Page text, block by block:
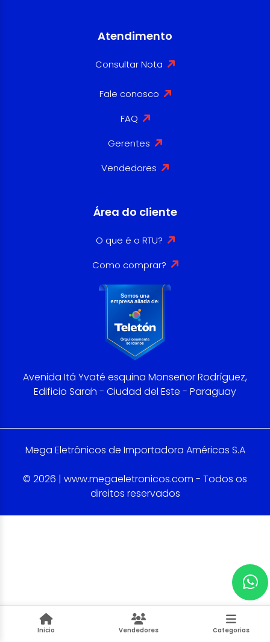
Inicio Vendedores Categorias
Atendimento
Consultar Nota
Fale conosco
FAQ
Gerentes
Vendedores
Área do cliente
O que é o RTU?
Como comprar?
Avenida Itá Yvaté esquina Monseñor Rodríguez,
Edificio Sarah - Ciudad del Este - Paraguay
Mega Eletrônicos de Importadora Américas S.A
© 2026 | www.megaeletronicos.com - Todos os
direitos reservados